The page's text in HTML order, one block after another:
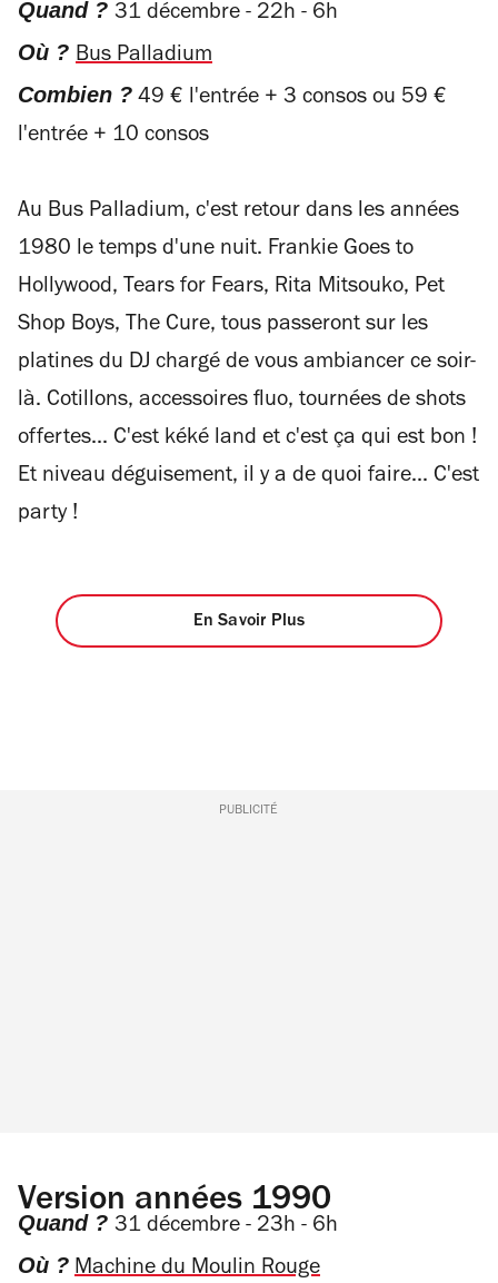
Quand ? 31 décembre - 22h - 6h
Où ? Bus Palladium
Combien ? 49 € l'entrée + 3 consos ou 59 €
l'entrée + 10 consos
Au Bus Palladium, c'est retour dans les années
1980 le temps d'une nuit. Frankie Goes to
Hollywood, Tears for Fears, Rita Mitsouko, Pet
Shop Boys, The Cure, tous passeront sur les
platines du DJ chargé de vous ambiancer ce soir-
là. Cotillons, accessoires fluo, tournées de shots
offertes... C'est kéké land et c'est ça qui est bon !
Et niveau déguisement, il y a de quoi faire... C'est
party !
En Savoir Plus
PUBLICITÉ
Version années 1990
Quand ? 31 décembre - 23h - 6h
Où ? Machine du Moulin Rouge